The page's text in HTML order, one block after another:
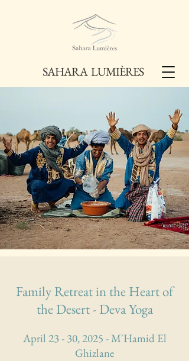
SAHARA LUMIÈRES
Family Retreat in the Heart of
the Desert - Deva Yoga
April 23 - 30, 2025 - M'Hamid El
Ghizlane